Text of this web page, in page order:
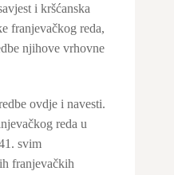
i kršćanska
franjevačkog reda,
njihove vrhovne
ovdje i navesti.
reda u
svim
franjevačkih